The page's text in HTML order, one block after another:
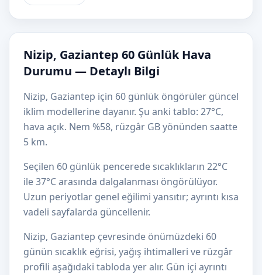
Nizip, Gaziantep 60 Günlük Hava
Durumu — Detaylı Bilgi
Nizip, Gaziantep için 60 günlük öngörüler güncel
iklim modellerine dayanır. Şu anki tablo: 27°C,
hava açık. Nem %58, rüzgâr GB yönünden saatte
5 km.
Seçilen 60 günlük pencerede sıcaklıkların 22°C
ile 37°C arasında dalgalanması öngörülüyor.
Uzun periyotlar genel eğilimi yansıtır; ayrıntı kısa
vadeli sayfalarda güncellenir.
Nizip, Gaziantep çevresinde önümüzdeki 60
günün sıcaklık eğrisi, yağış ihtimalleri ve rüzgâr
profili aşağıdaki tabloda yer alır. Gün içi ayrıntı